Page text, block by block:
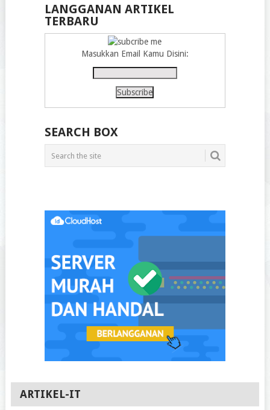
LANGGANAN ARTIKEL
TERBARU
Masukkan Email Kamu Disini:
SEARCH BOX
ARTIKEL-IT